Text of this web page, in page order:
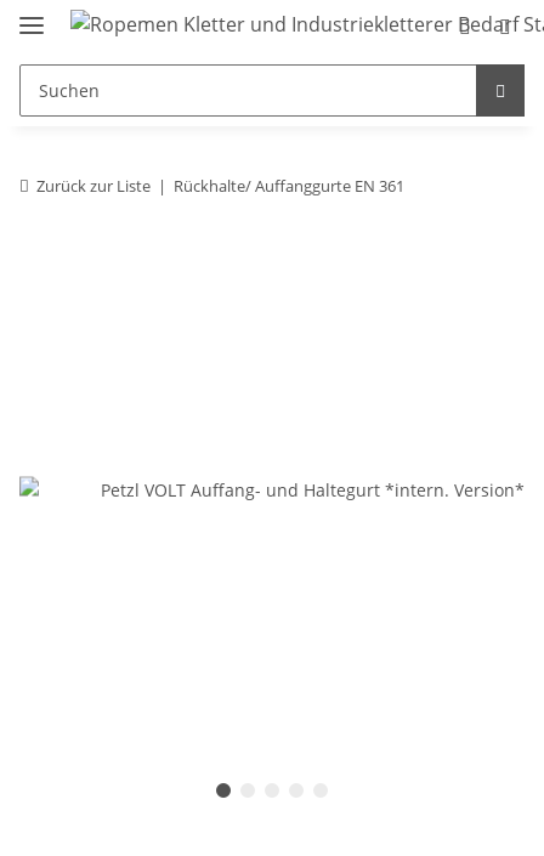
Zurück zur Liste Rückhalte/ Auffanggurte EN 361